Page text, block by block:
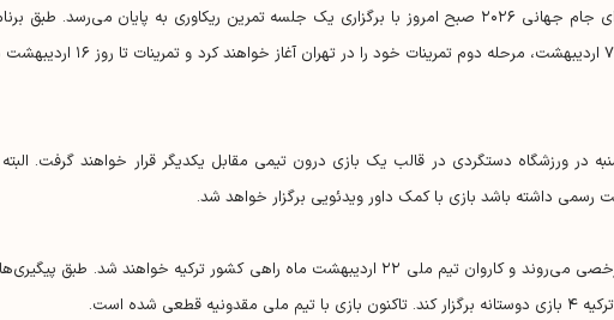
مرحله نخست تمرینات تیم ملی فوتبال ایران برای جام جهانی ۲۰۲۶ صبح امروز با برگزاری یک جلسه تمرین ریکاوری به پایان می‌رسد. طبق
بازیکنان پس از یک روز استراحت از روز دوشنبه ۷ اردیبهشت، مرحله دوم تمرینات خود را در تهران آغاز خواهند کرد و
در ورزشگاه دستگردی در قالب یک بازی درون تیمی مقابل یکدیگر قرار خواهند گرفت. البته
رسمی داشته باشد بازی با کمک داور ویدئویی برگزار خواهد شد.
طبق برنامه، بازیکنان پس از ۱۶ اردیبهشت به مرخصی می‌روند و کاروان تیم ملی ۲۲ اردیبهشت ماه راهی کشور ترکیه خواهند شد. طبق
شده است.